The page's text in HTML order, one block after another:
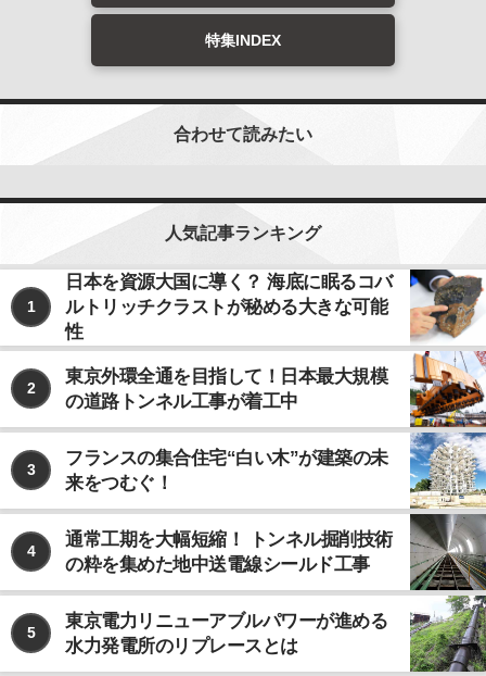
特集INDEX
合わせて読みたい
人気記事ランキング
1
日本を資源大国に導く？ 海底に眠るコバ
ルトリッチクラストが秘める大きな可能
性
2
東京外環全通を目指して！日本最大規模
の道路トンネル工事が着工中
3
フランスの集合住宅“白い木”が建築の未
来をつむぐ！
4
通常工期を大幅短縮！ トンネル掘削技術
の粋を集めた地中送電線シールド工事
5
東京電力リニューアブルパワーが進める
水力発電所のリプレースとは